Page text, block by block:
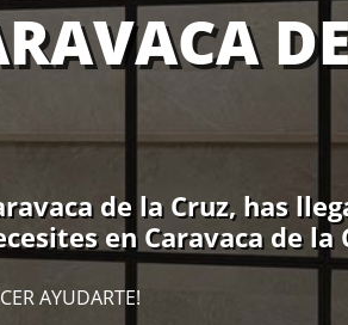
de la Cruz, has
en Caravaca de la
AYUDARTE!